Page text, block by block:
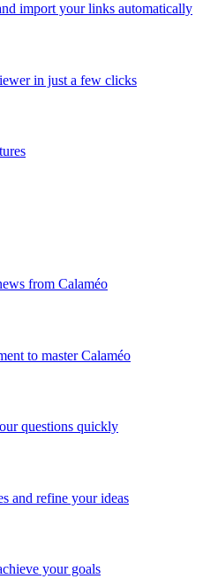
import your links automatically
in just a few clicks
from Calaméo
to master Calaméo
questions quickly
and refine your ideas
your goals